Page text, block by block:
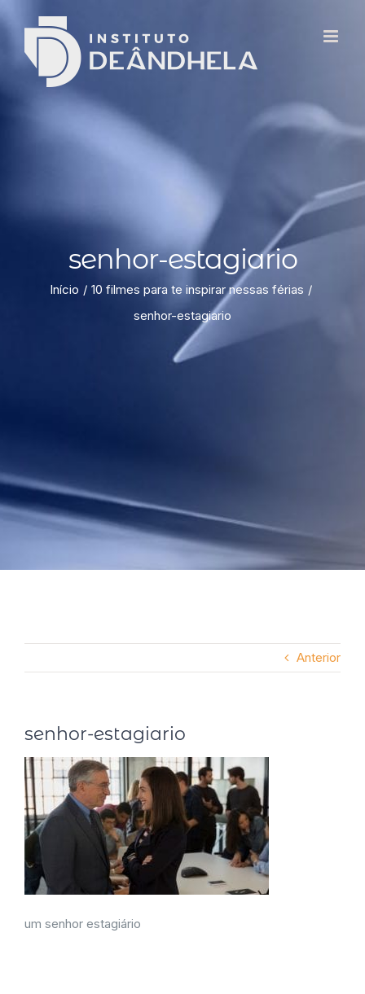
senhor-estagiario
Início
10 filmes para te inspirar nessas férias
senhor-estagiario
Anterior
senhor-estagiario
um senhor estagiário